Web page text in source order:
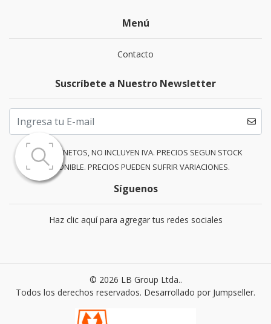
Menú
Contacto
Suscríbete a Nuestro Newsletter
PRECIOS NETOS, NO INCLUYEN IVA. PRECIOS SEGUN STOCK
DISPONIBLE. PRECIOS PUEDEN SUFRIR VARIACIONES.
Síguenos
Haz clic aquí para agregar tus redes sociales
© 2026 LB Group Ltda..
Todos los derechos reservados. Desarrollado por Jumpseller.